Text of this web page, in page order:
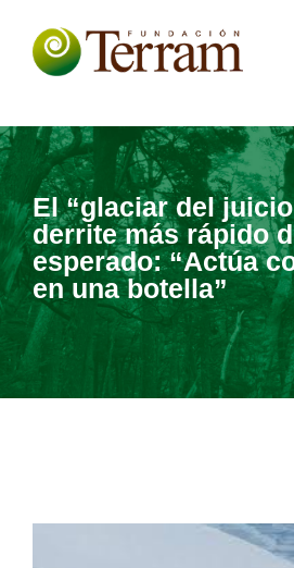
El “glaciar del
derrite más rápido
esperado: “Actúa
en una botella”